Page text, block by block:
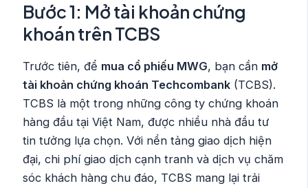
Bước 1: Mở tài khoản chứng
khoán trên TCBS
Trước tiên, để mua cổ phiếu MWG, bạn cần mở
tài khoản chứng khoán Techcombank (TCBS).
TCBS là một trong những công ty chứng khoán
hàng đầu tại Việt Nam, được nhiều nhà đầu tư
tin tưởng lựa chọn. Với nền tảng giao dịch hiện
đại, chi phí giao dịch cạnh tranh và dịch vụ chăm
sóc khách hàng chu đáo, TCBS mang lại trải